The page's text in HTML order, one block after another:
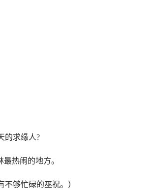
的求缘人?
热闹的地方。
够忙碌的巫祝。）